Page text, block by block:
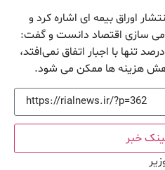
اوراق بیمه ای اشاره کرد و
سازی اقتصاد دانست و گفت:
افزایش ضریب نفوذ از ۷ به ۱۰ درصد تنها با اجبار اتفاق نمی‌افتد،
هزینه ها ممکن می شود.
خبر